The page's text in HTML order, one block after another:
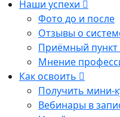
Наши успехи
Фото до и после
Отзывы о
Приёмный пункт
Мнение
Как освоить
Получить мини-
Вебинары в